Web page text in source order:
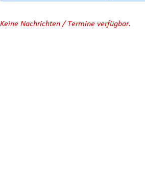
Keine Nachrichten / Termine verfügbar.